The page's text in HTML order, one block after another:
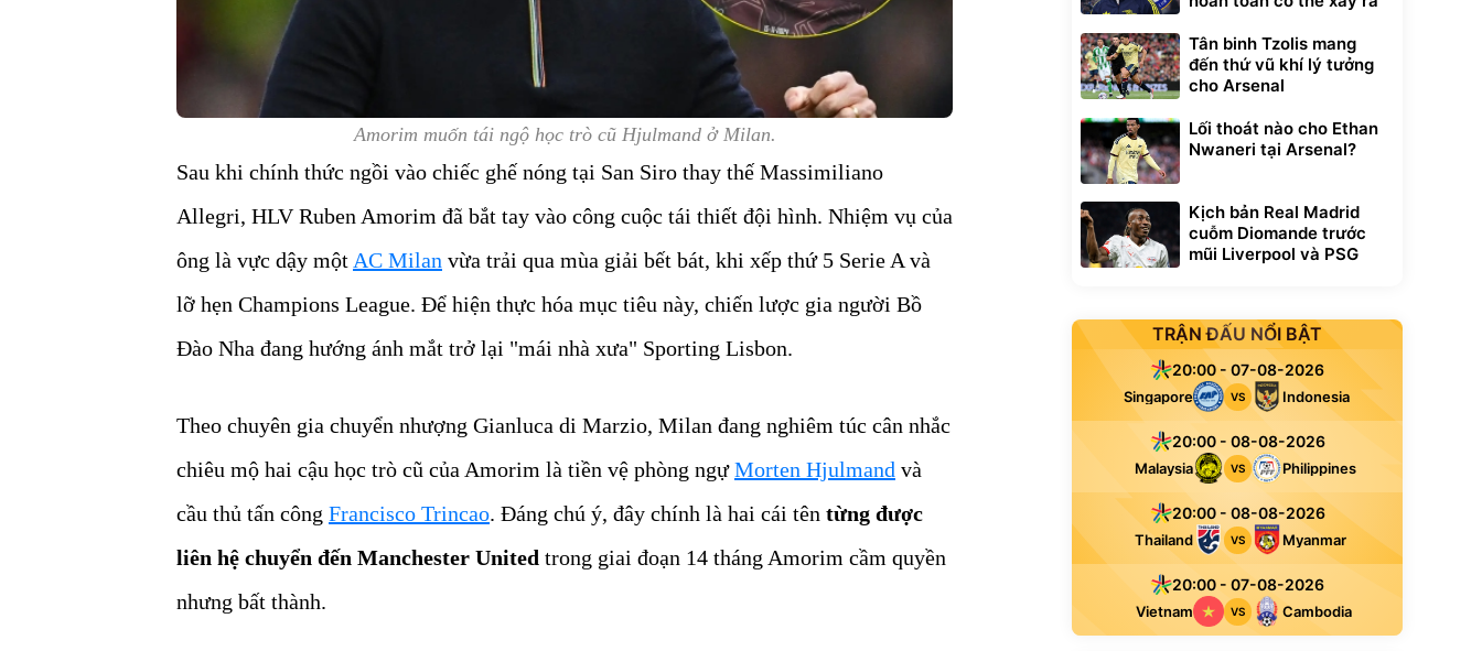
Amorim muốn tái ngộ học trò cũ Hjulmand ở Milan.
Sau khi chính thức ngồi vào chiếc ghế nóng tại San Siro thay thế Massimiliano
Allegri, HLV Ruben Amorim đã bắt tay vào công cuộc tái thiết đội hình. Nhiệm vụ của
ông là vực dậy một AC Milan vừa trải qua mùa giải bết bát, khi xếp thứ 5 Serie A và
lỡ hẹn Champions League. Để hiện thực hóa mục tiêu này, chiến lược gia người Bồ
Đào Nha đang hướng ánh mắt trở lại "mái nhà xưa" Sporting Lisbon.
Theo chuyên gia chuyển nhượng Gianluca di Marzio, Milan đang nghiêm túc cân nhắc
chiêu mộ hai cậu học trò cũ của Amorim là tiền vệ phòng ngựMorten Hjulmand và
cầu thủ tấn công Francisco Trincao. Đáng chú ý, đây chính là hai cái tên từng được
liên hệ chuyển đến Manchester United trong giai đoạn 14 tháng Amorim cầm quyền
nhưng bất thành.
Tân binh Tzolis mang
đến thứ vũ khí lý tưởng
cho Arsenal
Lối thoát nào cho Ethan
Nwaneri tại Arsenal?
Kịch bản Real Madrid
cuỗm Diomande trước
mũi Liverpool và PSG
TRẬN ĐẤU NỔI BẬT
20:00 - 07-08-2026
Singapore VS Indonesia
20:00 - 08-08-2026
Malaysia VS Philippines
20:00 - 08-08-2026
Thailand VS Myanmar
20:00 - 07-08-2026
Vietnam VS Cambodia